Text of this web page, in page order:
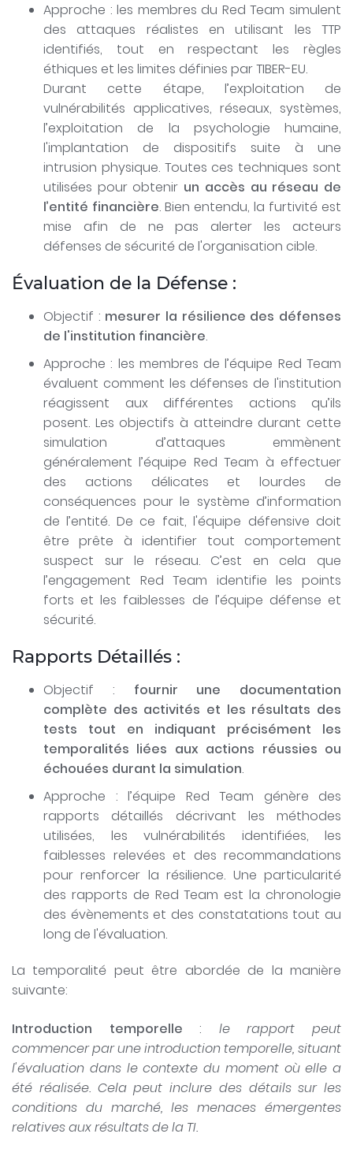
Approche : les membres du Red Team simulent
des attaques réalistes en utilisant les TTP
identifiés, tout en respectant les règles
éthiques et les limites définies par TIBER-EU.
Durant cette étape, l’exploitation de
vulnérabilités applicatives, réseaux, systèmes,
l’exploitation de la psychologie humaine,
l'implantation de dispositifs suite à une
intrusion physique. Toutes ces techniques sont
utilisées pour obtenir un accès au réseau de
l’entité financière. Bien entendu, la furtivité est
mise afin de ne pas alerter les acteurs
défenses de sécurité de l'organisation cible.
Évaluation de la Défense :
Objectif : mesurer la résilience des défenses
de l'institution financière.
Approche : les membres de l’équipe Red Team
évaluent comment les défenses de l'institution
réagissent aux différentes actions qu’ils
posent. Les objectifs à atteindre durant cette
simulation d’attaques emmènent
généralement l’équipe Red Team à effectuer
des actions délicates et lourdes de
conséquences pour le système d’information
de l’entité. De ce fait, l'équipe défensive doit
être prête à identifier tout comportement
suspect sur le réseau. C’est en cela que
l’engagement Red Team identifie les points
forts et les faiblesses de l’équipe défense et
sécurité.
Rapports Détaillés :
Objectif : fournir une documentation
complète des activités et les résultats des
tests tout en indiquant précisément les
temporalités liées aux actions réussies ou
échouées durant la simulation.
Approche : l’équipe Red Team génère des
rapports détaillés décrivant les méthodes
utilisées, les vulnérabilités identifiées, les
faiblesses relevées et des recommandations
pour renforcer la résilience. Une particularité
des rapports de Red Team est la chronologie
des évènements et des constatations tout au
long de l'évaluation.
La temporalité peut être abordée de la manière
suivante:
Introduction temporelle : le rapport peut
commencer par une introduction temporelle, situant
l'évaluation dans le contexte du moment où elle a
été réalisée. Cela peut inclure des détails sur les
conditions du marché, les menaces émergentes
relatives aux résultats de la TI.